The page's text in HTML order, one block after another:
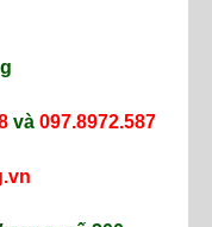
và 097.8972.587